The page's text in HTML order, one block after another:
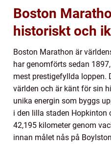
Boston
historiskt och
Boston Marathon är
har genomförts sedan
mest prestigefyllda loppen.
världen och är känt för sin
unika energin som byggs
i den lilla staden Hopkinton
42,195 kilometer genom
innan målet nås på